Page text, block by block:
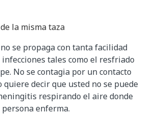
la misma taza
se propaga con tanta facilidad
infecciones tales como el resfriado
No se contagia por un contacto
quiere decir que usted no se puede
respirando el aire donde
enferma.